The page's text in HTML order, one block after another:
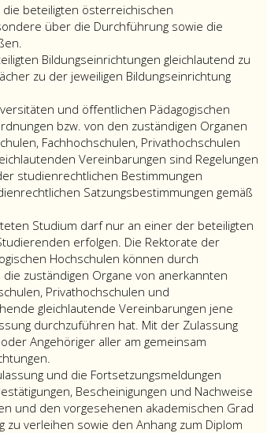
beteiligten österreichischen
über die Durchführung sowie die
Bildungseinrichtungen gleichlautend zu
zu der jeweiligen Bildungseinrichtung
und öffentlichen Pädagogischen
bzw. von den zuständigen Organen
Fachhochschulen, Privathochschulen
Vereinbarungen sind Regelungen
studienrechtlichen Bestimmungen
Satzungsbestimmungen gemäß
Studium darf nur an einer der beteiligten
erfolgen. Die Rektorate der
Hochschulen können durch
zuständigen Organe von anerkannten
Privathochschulen und
gleichlautende Vereinbarungen jene
durchzuführen hat. Mit der Zulassung
Angehöriger aller am gemeinsam
und die Fortsetzungsmeldungen
Bescheinigungen und Nachweise
und den vorgesehenen akademischen Grad
verleihen sowie den Anhang zum Diplom